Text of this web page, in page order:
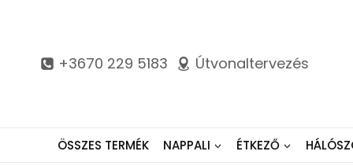
content +3670 229 5183 Útvonaltervezés
ÖSSZES TERMÉK NAPPALI ÉTKEZŐ